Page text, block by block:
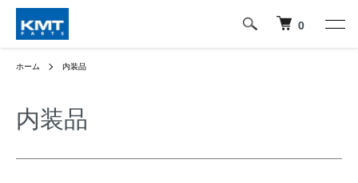
0
ホーム 内装品
内装品